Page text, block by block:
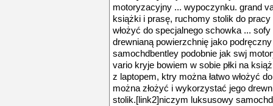
motoryzacyjny ... wypoczynku. grand
książki i prasę, ruchomy stolik do
włożyć do specjalnego schowka ...
drewnianą powierzchnię jako
samochdbentley podobnie jak swj
vario kryje bowiem w sobie płki na
z laptopem, ktry można łatwo włożyć
można złożyć i wykorzystać jego
stolik.[link2]niczym luksusowy